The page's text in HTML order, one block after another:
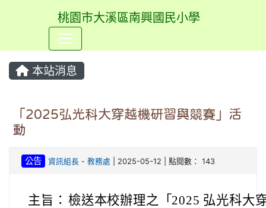
桃園市大溪區南興國民小學
本站消息
「2025弘光科大穿越機研習與競賽」活
動
公告 資訊組長- 教務處 | 2025-05-12 | 點閱數： 143
主旨： 檢送本校辦理之「2025 弘光科大